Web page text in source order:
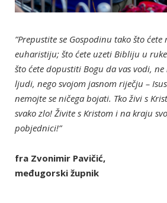
”Prepustite se Gospodinu tako što
euharistiju; što ćete uzeti Bibliju u
što ćete dopustiti Bogu da vas vodi,
ljudi, nego svojom jasnom riječju –
nemojte se ničega bojati. Tko živi s
svako zlo! Živite s Kristom i na kraju
pobjednici!”
fra Zvonimir Pavičić,
međugorski župnik